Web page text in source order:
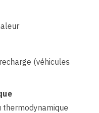
(véhicules